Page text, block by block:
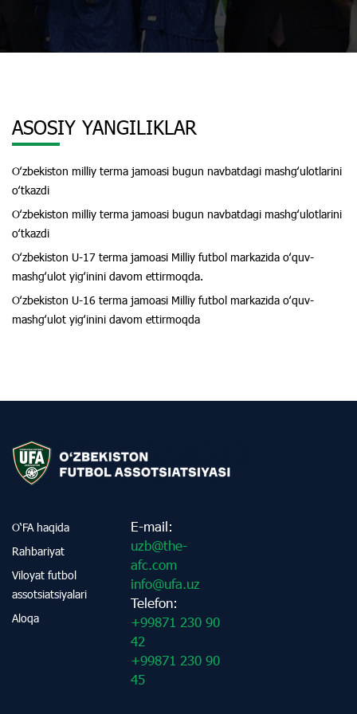
ASOSIY YANGILIKLAR
Oʻzbekiston milliy terma jamoasi bugun navbatdagi mashgʻulotlarini
oʻtkazdi
Oʻzbekiston milliy terma jamoasi bugun navbatdagi mashgʻulotlarini
oʻtkazdi
Oʻzbekiston U-17 terma jamoasi Milliy futbol markazida oʻquv-
mashgʻulot yigʻinini davom ettirmoqda.
Oʻzbekiston U-16 terma jamoasi Milliy futbol markazida oʻquv-
mashgʻulot yigʻinini davom ettirmoqda
O‘FA haqida
Rahbariyat
Viloyat futbol
assotsiatsiyalari
Aloqa
E-mail:
uzb@the-
afc.com
info@ufa.uz
Telefon:
+99871 230 90
42
+99871 230 90
45